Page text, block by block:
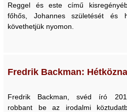
Reggel és este című
főhős, Johannes születését és
követhetjük nyomon.
Fredrik Backman:
Fredrik Backman, svéd író
robbant be az irodalmi